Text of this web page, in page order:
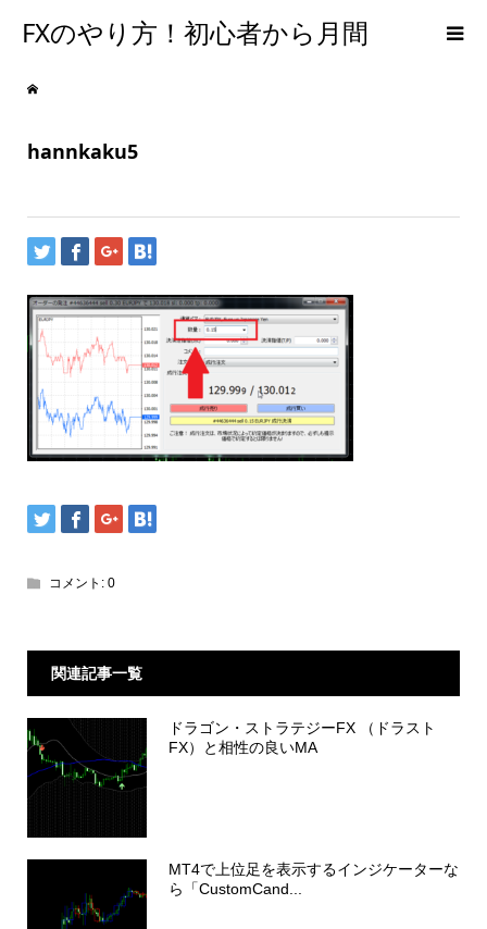
FXのやり方！初心者から月間
300PIPSを達成するための手法
【メンタルFX】
hannkaku5
コメント: 0
関連記事一覧
ドラゴン・ストラテジーFX （ドラスト
FX）と相性の良いMA
MT4で上位足を表示するインジケーターな
ら「CustomCand...